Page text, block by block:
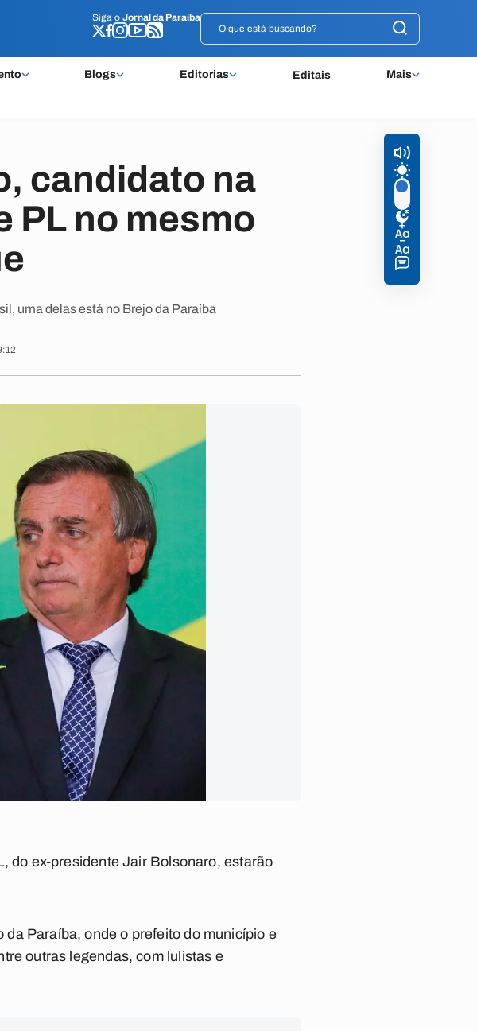
Siga o Jornal da Paraíba
Blogs Editorias Editais Mais
Siga o Jornal da Paraíba
candidato na
PL no mesmo
uma delas está no Brejo da Paraíba
do ex-presidente Jair Bolsonaro, estarão
Paraíba, onde o prefeito do município e
outras legendas, com lulistas e